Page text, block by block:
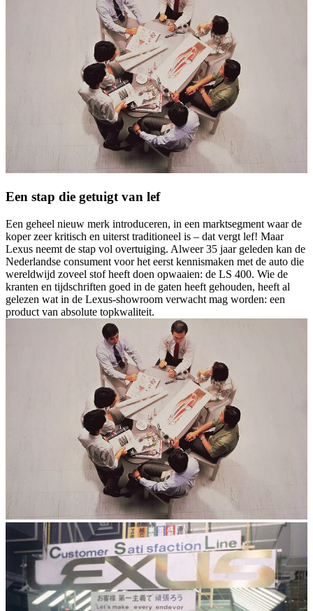
Een stap die getuigt van lef
Een geheel nieuw merk introduceren, in een marktsegment waar de
koper zeer kritisch en uiterst traditioneel is – dat vergt lef! Maar
Lexus neemt de stap vol overtuiging. Alweer 35 jaar geleden kan de
Nederlandse consument voor het eerst kennismaken met de auto die
wereldwijd zoveel stof heeft doen opwaaien: de LS 400. Wie de
kranten en tijdschriften goed in de gaten heeft gehouden, heeft al
gelezen wat in de Lexus-showroom verwacht mag worden: een
product van absolute topkwaliteit.